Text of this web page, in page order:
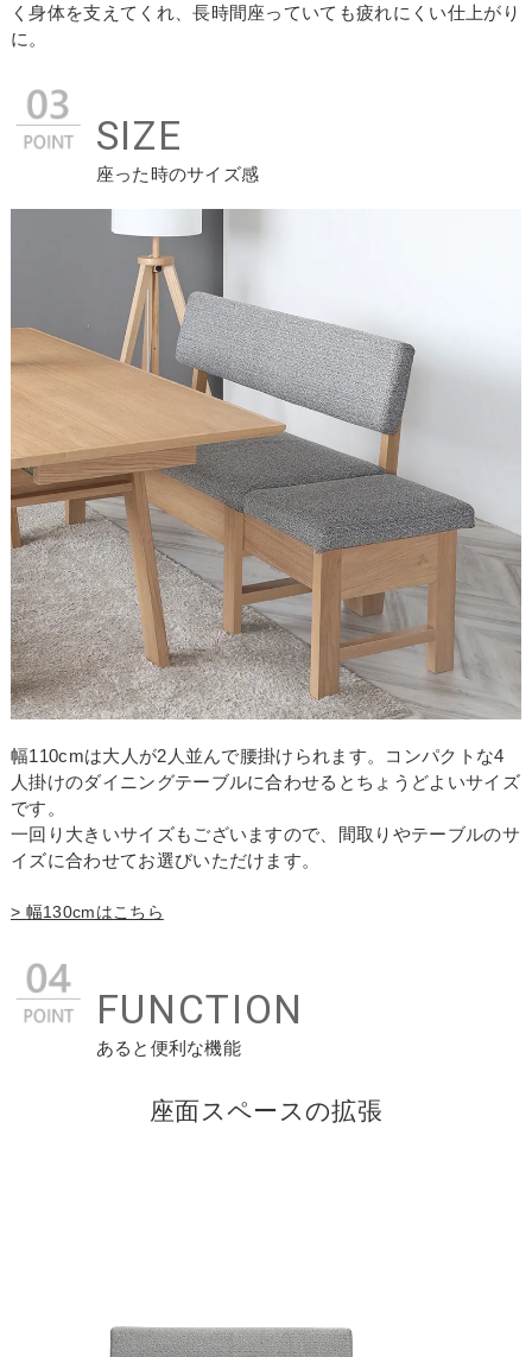
く身体を支えてくれ、長時間座っていても疲れにくい仕上がり
に。
SIZE
座った時のサイズ感
幅110cmは大人が2人並んで腰掛けられます。コンパクトな4
人掛けのダイニングテーブルに合わせるとちょうどよいサイズ
です。
一回り大きいサイズもございますので、間取りやテーブルのサ
イズに合わせてお選びいただけます。
> 幅130cmはこちら
FUNCTION
あると便利な機能
座面スペースの拡張